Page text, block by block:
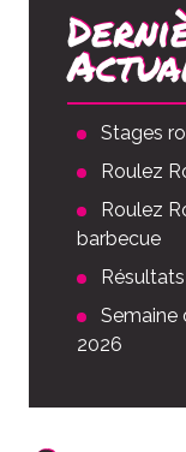
Stages
Roulez
Roulez
barbecue
Semaine
2026